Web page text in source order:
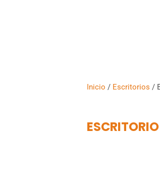
Inicio / Escritorios /